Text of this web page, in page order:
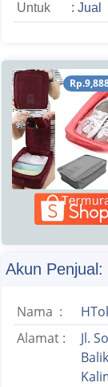
Untuk : Jual
Akun Penjual:
Nama :
Alamat :
Jl.